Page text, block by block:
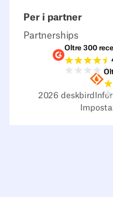
Per i partner
Partnerships
Oltre 300
2026 deskbird